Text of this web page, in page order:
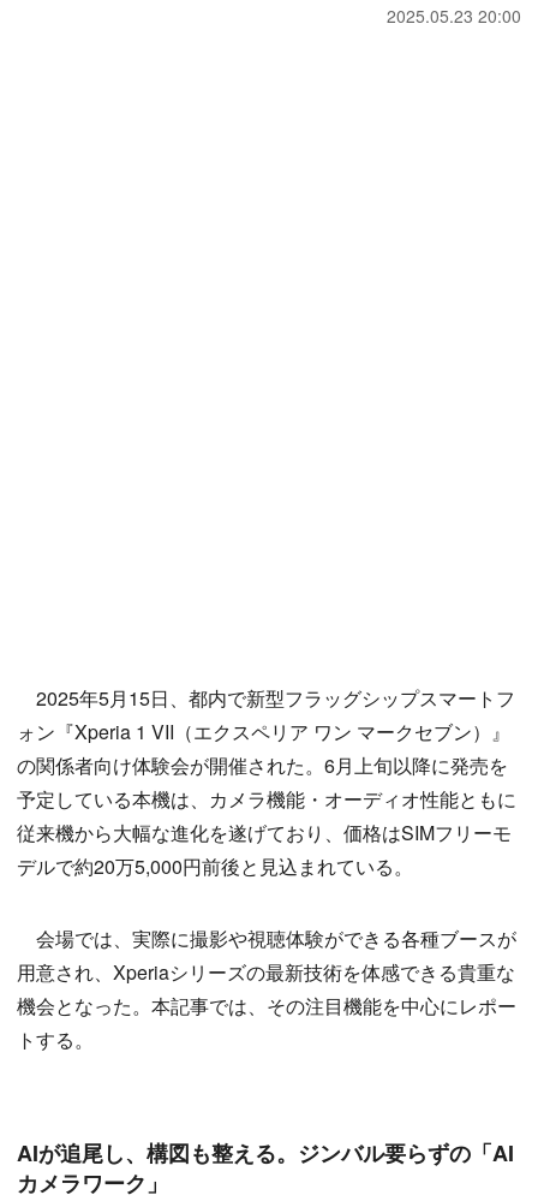
2025.05.23 20:00
2025年5月15日、都内で新型フラッグシップスマートフ
ォン『Xperia 1 VII（エクスペリア ワン マークセブン）』
の関係者向け体験会が開催された。6月上旬以降に発売を
予定している本機は、カメラ機能・オーディオ性能ともに
従来機から大幅な進化を遂げており、価格はSIMフリーモ
デルで約20万5,000円前後と見込まれている。
会場では、実際に撮影や視聴体験ができる各種ブースが
用意され、Xperiaシリーズの最新技術を体感できる貴重な
機会となった。本記事では、その注目機能を中心にレポー
トする。
AIが追尾し、構図も整える。ジンバル要らずの「AI
カメラワーク」